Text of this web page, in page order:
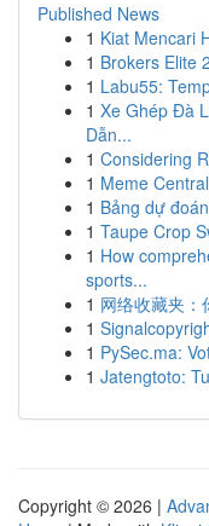
Published News
1 Kiat Mencari
1 Brokers Elite
1 Labu55:
1 Xe Ghép Đà
Dẫn...
1 Considering
1 Meme Central
1 Bảng dự
1 Taupe Crop
1 How
sports...
1 网络收藏夹：
1
1 PySec.ma:
1 Jatengtoto:
Copyright © 2026 |